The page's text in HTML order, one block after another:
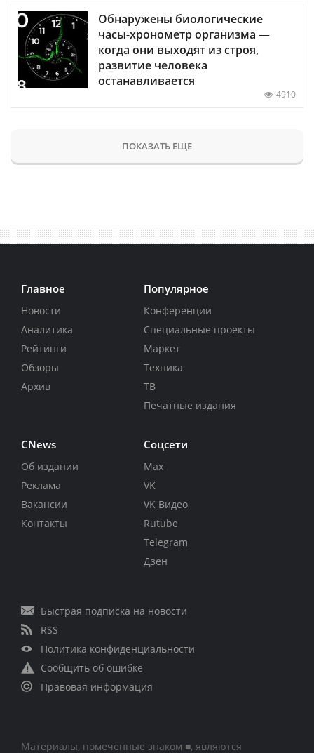
Обнаружены биологические
часы-хронометр организма —
когда они выходят из строя,
развитие человека
останавливается
4910
ПОКАЗАТЬ ЕЩЕ
Главное
Новости
Аналитика
Рейтинги
Обзоры
Архив
Популярное
Конференции
Специальные проекты
Маркет
Техника
ТВ
Печатные издания
CNews
Об издании
Реклама
Вакансии
Контакты
Соцсети
Max
VK
VK Видео
Rutube
Telegram
Дзен
Быстрая подписка на новости
RSS
Политика конфиденциальности
Сообщить об ошибке
Правовая информация
Материалы, помеченные знаком ■, являются